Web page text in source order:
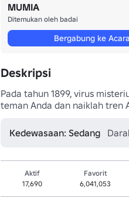
MUMIA
Ditemukan oleh badai
Bergabung ke Acara
Deskripsi
Pada tahun 1899, virus
teman Anda dan naiklah tren
Kedewasaan: Sedang
Aktif
17,690
Favorit
6,041,053